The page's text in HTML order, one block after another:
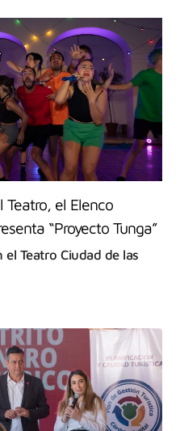
Teatro, el Elenco
“Proyecto Tunga”
Teatro Ciudad de las